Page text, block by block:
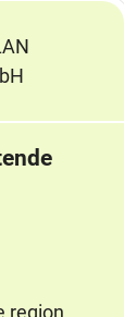
region